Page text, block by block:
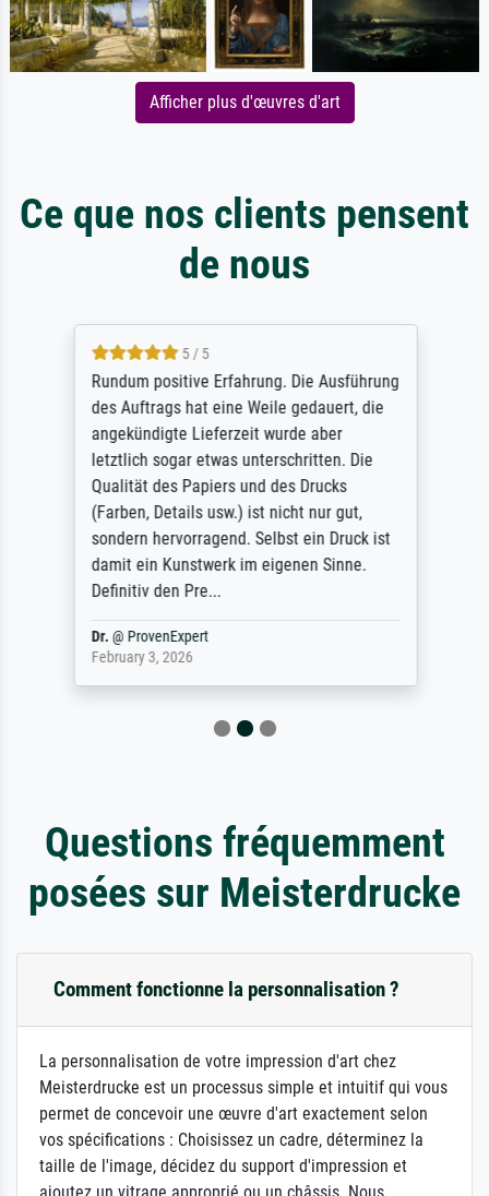
Afficher plus d'œuvres d'art
Ce que nos clients pensent
de nous
5 / 5
Rundum positive Erfahrung. Die Ausführung
des Auftrags hat eine Weile gedauert, die
angekündigte Lieferzeit wurde aber
letztlich sogar etwas unterschritten. Die
Qualität des Papiers und des Drucks
(Farben, Details usw.) ist nicht nur gut,
sondern hervorragend. Selbst ein Druck ist
damit ein Kunstwerk im eigenen Sinne.
Definitiv den Pre...
Dr.@ ProvenExpert
February 3, 2026
Questions fréquemment
posées sur Meisterdrucke
Comment fonctionne la personnalisation ?
La personnalisation de votre impression d'art chez
Meisterdrucke est un processus simple et intuitif qui vous
permet de concevoir une œuvre d'art exactement selon
vos spécifications : Choisissez un cadre, déterminez la
taille de l'image, décidez du support d'impression et
ajoutez un vitrage approprié ou un châssis. Nous